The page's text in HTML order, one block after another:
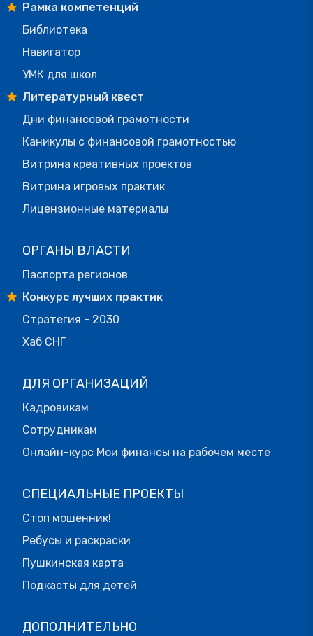
Рамка компетенций
Библиотека
Навигатор
УМК для школ
Литературный квест
Дни финансовой грамотности
Каникулы с финансовой грамотностью
Витрина креативных проектов
Витрина игровых практик
Лицензионные материалы
ОРГАНЫ ВЛАСТИ
Паспорта регионов
Конкурс лучших практик
Стратегия - 2030
Хаб СНГ
ДЛЯ ОРГАНИЗАЦИЙ
Кадровикам
Сотрудникам
Онлайн-курс Мои финансы на рабочем месте
СПЕЦИАЛЬНЫЕ ПРОЕКТЫ
Стоп мошенник!
Ребусы и раскраски
Пушкинская карта
Подкасты для детей
ДОПОЛНИТЕЛЬНО